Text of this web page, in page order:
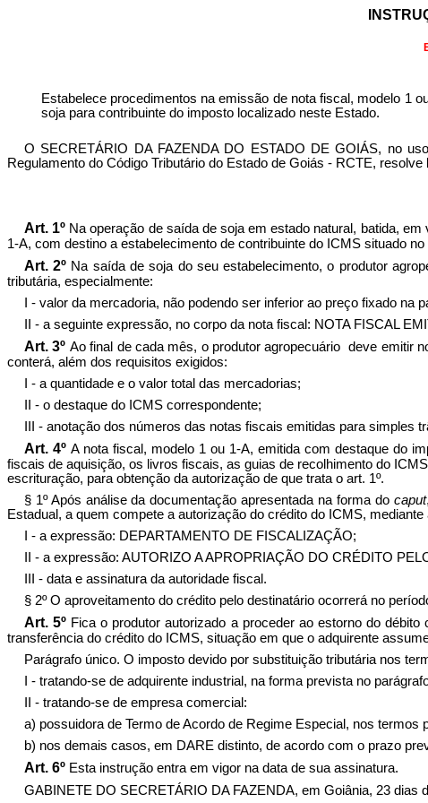
Estabelece procedimentos na emissão de nota fiscal, modelo 1
soja para contribuinte do imposto localizado neste Estado.
O SECRETÁRIO DA FAZENDA DO ESTADO DE GOIÁS, no
Regulamento do Código Tributário do Estado de Goiás - RCTE, resolve
Art. 1º Na operação de saída de soja em estado natural, batida,
1-A, com destino a estabelecimento de contribuinte do ICMS situado
Art. 2º Na saída de soja do seu estabelecimento, o produtor
tributária, especialmente:
I - valor da mercadoria, não podendo ser inferior ao preço fixado
II - a seguinte expressão, no corpo da nota fiscal: NOTA FISCAL
Art. 3º Ao final de cada mês, o produtor agropecuário deve emitir
conterá, além dos requisitos exigidos:
I - a quantidade e o valor total das mercadorias;
II - o destaque do ICMS correspondente;
III - anotação dos números das notas fiscais emitidas para simples
Art. 4º A nota fiscal, modelo 1 ou 1-A, emitida com destaque do
fiscais de aquisição, os livros fiscais, as guias de recolhimento do
escrituração, para obtenção da autorização de que trata o art. 1º.
§ 1º Após análise da documentação apresentada na forma do caput
Estadual, a quem compete a autorização do crédito do ICMS,
I - a expressão: DEPARTAMENTO DE FISCALIZAÇÃO;
II - a expressão: AUTORIZO A APROPRIAÇÃO DO CRÉDITO
III - data e assinatura da autoridade fiscal.
§ 2º O aproveitamento do crédito pelo destinatário ocorrerá no
Art. 5º Fica o produtor autorizado a proceder ao estorno do
transferência do crédito do ICMS, situação em que o adquirente
Parágrafo único. O imposto devido por substituição tributária nos
I - tratando-se de adquirente industrial, na forma prevista no
II - tratando-se de empresa comercial:
a) possuidora de Termo de Acordo de Regime Especial, nos termos
b) nos demais casos, em DARE distinto, de acordo com o prazo
Art. 6º Esta instrução entra em vigor na data de sua assinatura.
GABINETE DO SECRETÁRIO DA FAZENDA, em Goiânia, 23 dias